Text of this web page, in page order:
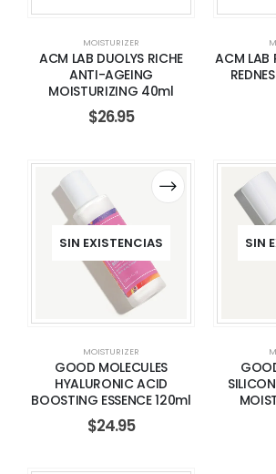
MOISTURIZER
ACM LAB DUOLYS RICHE
ANTI-AGEING
MOISTURIZING 40ml
$26.95
ACM LAB
SIN EXISTENCIAS
MOISTURIZER
GOOD MOLECULES
HYALURONIC ACID
BOOSTING ESSENCE 120ml
$24.95
SIN